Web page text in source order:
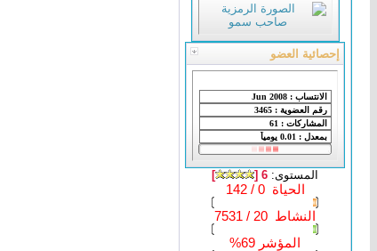
إحصائية العضو
المستوى: 6 [
]
الحياة 0 / 142
النشاط 20 / 7531
المؤشر 69%